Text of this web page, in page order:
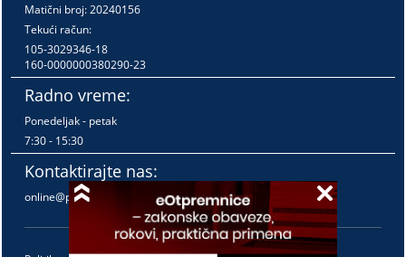
Matični broj: 20240156
Tekući račun:
105-3029346-18
160-0000000380290-23
Radno vreme:
Ponedeljak - petak
7:30 - 15:30
Kontaktirajte nas:
online@paragraf.rs